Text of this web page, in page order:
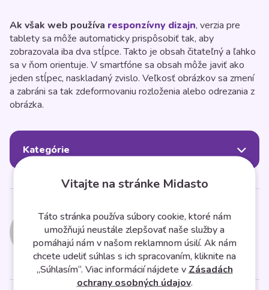
Ak však web používa responzívny dizajn, verzia pre
tablety sa môže automaticky prispôsobiť tak, aby
zobrazovala iba dva stĺpce. Takto je obsah čitateľný a ľahko
sa v ňom orientuje. V smartfóne sa obsah môže javiť ako
jeden stĺpec, naskladaný zvislo. Veľkosť obrázkov sa zmení
a zabráni sa tak zdeformovaniu rozloženia alebo odrezania z
obrázka.
Kategórie
Midasto
Vitajte na stránke Midasto
Táto stránka používa súbory cookie, ktoré nám
umožňujú neustále zlepšovať naše služby a
pomáhajú nám v našom reklamnom úsilí. Ak nám
chcete udeliť súhlas s ich spracovaním, kliknite na
„Súhlasím“. Viac informácií nájdete vZásadách
ochrany osobných údajov.